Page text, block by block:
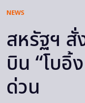
NEWS
สหรัฐฯ สั่
บิน “โบอิ้
ด่วน